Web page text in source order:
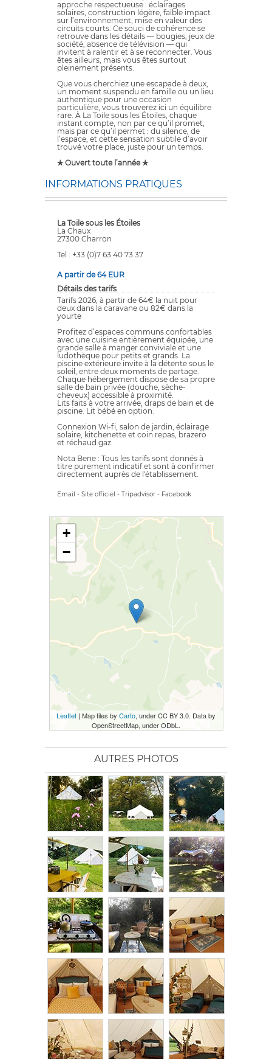
approche respectueuse : éclairages
solaires, construction légère, faible impact
sur l’environnement, mise en valeur des
circuits courts. Ce souci de cohérence se
retrouve dans les détails — bougies, jeux de
société, absence de télévision — qui
invitent à ralentir et à se reconnecter. Vous
êtes ailleurs, mais vous êtes surtout
pleinement présents.
Que vous cherchiez une escapade à deux,
un moment suspendu en famille ou un lieu
authentique pour une occasion
particulière, vous trouverez ici un équilibre
rare. À La Toile sous les Étoiles, chaque
instant compte, non par ce qu’il promet,
mais par ce qu’il permet : du silence, de
l’espace, et cette sensation subtile d’avoir
trouvé votre place, juste pour un temps.
✯ Ouvert toute l’année ✯
INFORMATIONS PRATIQUES
La Toile sous les Étoiles
La Chaux
27300 Charron
Tel : +33 (0)7 63 40 73 37
A partir de 64 EUR
Détails des tarifs
Tarifs 2026, à partir de 64€ la nuit pour
deux dans la caravane ou 82€ dans la
yourte
Profitez d’espaces communs confortables
avec une cuisine entièrement équipée, une
grande salle à manger conviviale et une
ludothèque pour petits et grands. La
piscine extérieure invite à la détente sous le
soleil, entre deux moments de partage.
Chaque hébergement dispose de sa propre
salle de bain privée (douche, sèche-
cheveux) accessible à proximité.
Lits faits à votre arrivée, draps de bain et de
piscine. Lit bébé en option.
Connexion Wi-fi, salon de jardin, éclairage
solaire, kitchenette et coin repas, brazero
et réchaud gaz.
Nota Bene : Tous les tarifs sont donnés à
titre purement indicatif et sont à confirmer
directement auprès de l'établissement.
Email - Site officiel - Tripadvisor - Facebook
+
−
Leaflet | Map tiles by Carto, under CC BY 3.0. Data by
OpenStreetMap, under ODbL.
AUTRES PHOTOS